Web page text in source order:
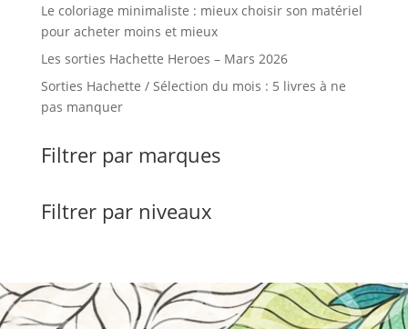
Le coloriage minimaliste : mieux choisir son matériel
pour acheter moins et mieux
Les sorties Hachette Heroes – Mars 2026
Sorties Hachette / Sélection du mois : 5 livres à ne
pas manquer
Filtrer par marques
Filtrer par niveaux